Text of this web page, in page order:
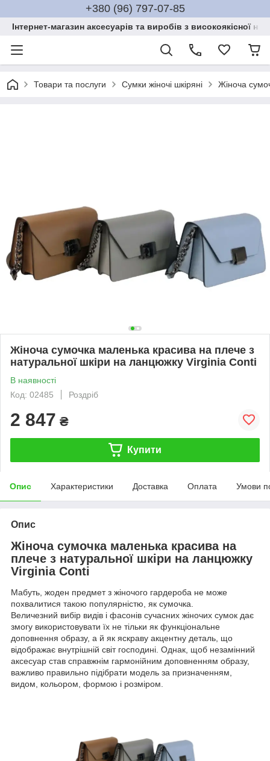
+380 (96) 797-07-85
Інтернет-магазин аксесуарів та виробів з високоякісної
Товари та послуги Сумки жіночі шкіряні Жіноча
Жіноча сумочка маленька красива на плече з
натуральної шкіри на ланцюжку Virginia Conti
В наявності
Код: 02485
Роздріб
2 847 ₴
Купити
Опис Характеристики Доставка Оплата Умови
Опис
Жіноча сумочка маленька красива на
плече з натуральної шкіри на ланцюжку
Virginia Conti
Мабуть, жоден предмет з жіночого гардероба не може
похвалитися такою популярністю, як сумочка.
Величезний вибір видів і фасонів сучасних жіночих сумок дає
змогу використовувати їх не тільки як функціональне
доповнення образу, а й як яскраву акцентну деталь, що
відображає внутрішній світ господині. Однак, щоб незамінний
аксесуар став справжнім гармонійним доповненням образу,
важливо правильно підібрати модель за призначенням,
видом, кольором, формою і розміром.